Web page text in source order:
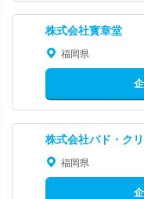
株式会社寳章堂
福岡県
株式会社バド・ク
福岡県